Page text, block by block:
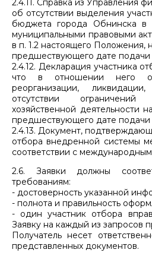
2.4.11. Справка из Управления
об отсутствии выделения
бюджета города Обнинска в
муниципальными правовыми
в п. 1.2 настоящего Положения,
предшествующего дате подачи
2.4.12. Декларация участника
что в отношении него
реорганизации,
отсутствии
хозяйственной деятельности
предшествующего дате подачи
2.4.13. Документ,
отбора внедренной системы
соответствии с
2.6. Заявки должны
требованиям:
- достоверность указанной
- полнота и правильность
- один участник отбора
Заявку на каждый из запросов
Получатель несет
представленных документов.